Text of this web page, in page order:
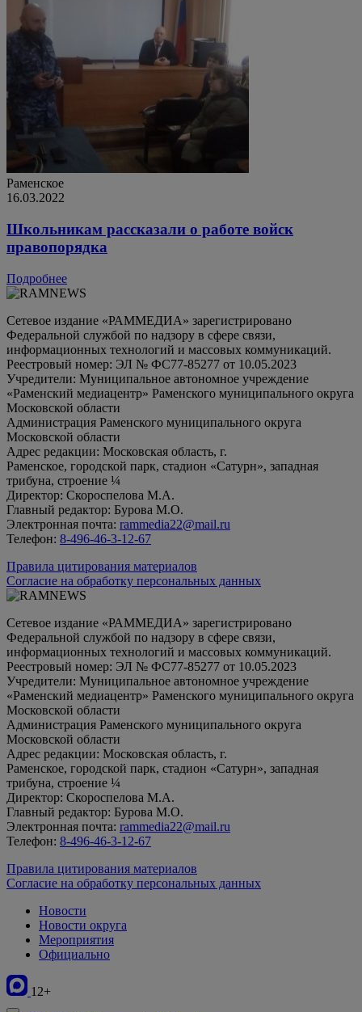
Раменское
16.03.2022
Школьникам рассказали о работе войск
правопорядка
Подробнее
Сетевое издание «РАММЕДИА» зарегистрировано
Федеральной службой по надзору в сфере связи,
информационных технологий и массовых коммуникаций.
Реестровый номер: ЭЛ № ФС77-85277 от 10.05.2023
Учредители: Муниципальное автономное учреждение
«Раменский медиацентр» Раменского муниципального округа
Московской области
Администрация Раменского муниципального округа
Московской области
Адрес редакции: Московская область, г.
Раменское, городской парк, стадион «Сатурн», западная
трибуна, строение ¼
Директор: Скороспелова М.А.
Главный редактор: Бурова М.О.
Электронная почта: rammedia22@mail.ru
Телефон: 8-496-46-3-12-67
Правила цитирования материалов
Согласие на обработку персональных данных
Сетевое издание «РАММЕДИА» зарегистрировано
Федеральной службой по надзору в сфере связи,
информационных технологий и массовых коммуникаций.
Реестровый номер: ЭЛ № ФС77-85277 от 10.05.2023
Учредители: Муниципальное автономное учреждение
«Раменский медиацентр» Раменского муниципального округа
Московской области
Администрация Раменского муниципального округа
Московской области
Адрес редакции: Московская область, г.
Раменское, городской парк, стадион «Сатурн», западная
трибуна, строение ¼
Директор: Скороспелова М.А.
Главный редактор: Бурова М.О.
Электронная почта: rammedia22@mail.ru
Телефон: 8-496-46-3-12-67
Правила цитирования материалов
Согласие на обработку персональных данных
Новости
Новости округа
Мероприятия
Официально
12+